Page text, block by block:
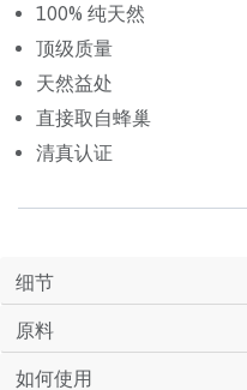
100% 纯天然
顶级质量
天然益处
直接取自蜂巢
清真认证
细节
原料
如何使用